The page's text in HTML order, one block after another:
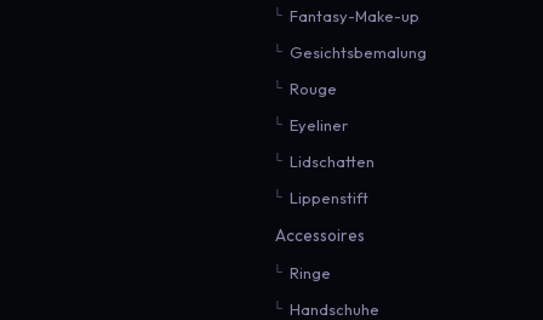
Fantasy-Make-up
Gesichtsbemalung
Rouge
Eyeliner
Lidschatten
Lippenstift
Accessoires
Ringe
Handschuhe